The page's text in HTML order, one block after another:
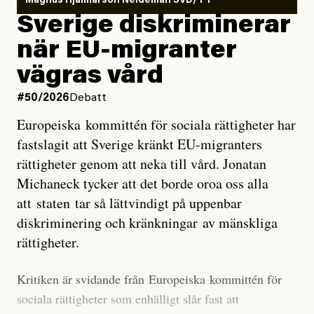
utveckla sig. El Niño är ett återkommande
väderfenomen som uppstår när havsvattnet i delar av
Stilla havet blir ovanligt varmt. Det påverkar vädret
över stora delar av världen och under
forskare allt oftare varnat för att den här El Niñon
Det verkar vara en underdrift, menar nu Zeke
Hausfather.
”Det ser ut som att årets El Niño inte bara med stor
sannolikhet kommer att bli den starkaste sedan
tillförlitliga mätningar inleddes – den kan till och med
marginal”, skriver han.
Sverige diskriminerar
när EU-migranter
vägras vård
#50/2026 Debatt
Europeiska kommittén för sociala rättigheter har
fastslagit att Sverige kränkt EU-migranters
rättigheter genom att neka till vård. Jonatan
Michaneck tycker att det borde oroa oss alla
att staten tar så lättvindigt på uppenbar
diskriminering och kränkningar av mänskliga
rättigheter.
Kritiken är svidande från Europeiska kommittén för
sociala rättigheter som enhälligt slår fast att